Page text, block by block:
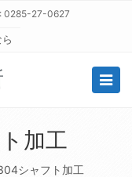
0285-27-0627
加工
シャフト加工